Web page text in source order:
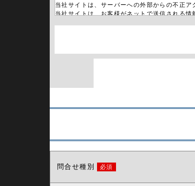
当社サイトは、サーバーへの外部からの不正
当社サイトは、お客様がネットで送信される
当社ホームページ及び当社ホームページを通
当社のプライバシーポリシー（個人情報保護
問合せ種別 必須